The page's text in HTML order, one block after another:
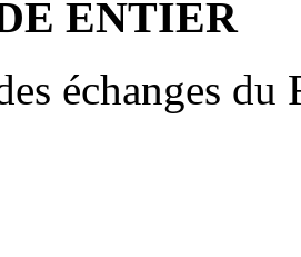
ENTIER
échanges du